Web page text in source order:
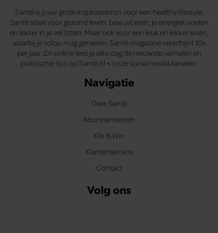
Santé is jouw grote inspiratiebron voor een healthy lifestyle.
Santé staat voor gezond leven, bewust eten, je energiek voelen
en lekker in je vel zitten. Maar ook voor een leuk en lekker leven,
waarbij je volop mag genieten. Santé magazine verschijnt 10x
per jaar. En online lees je elke dag de nieuwste verhalen en
praktische tips op Santé.nl + onze social media kanalen.
Navigatie
Over Santé
Abonnementen
Klik & Win
Klantenservice
Contact
Volg ons